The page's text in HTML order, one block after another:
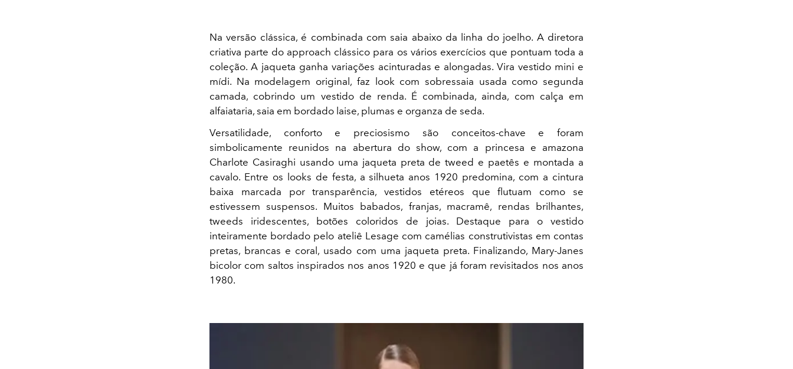
Na versão clássica, é combinada com saia abaixo da linha do joelho. A diretora
criativa parte do approach clássico para os vários exercícios que pontuam toda a
coleção. A jaqueta ganha variações acinturadas e alongadas. Vira vestido mini e
mídi. Na modelagem original, faz look com sobressaia usada como segunda
camada, cobrindo um vestido de renda. É combinada, ainda, com calça em
alfaiataria, saia em bordado laise, plumas e organza de seda.
Versatilidade, conforto e preciosismo são conceitos-chave e foram
simbolicamente reunidos na abertura do show, com a princesa e amazona
Charlote Casiraghi usando uma jaqueta preta de tweed e paetês e montada a
cavalo. Entre os looks de festa, a silhueta anos 1920 predomina, com a cintura
baixa marcada por transparência, vestidos etéreos que flutuam como se
estivessem suspensos. Muitos babados, franjas, macramê, rendas brilhantes,
tweeds iridescentes, botões coloridos de joias. Destaque para o vestido
inteiramente bordado pelo ateliê Lesage com camélias construtivistas em contas
pretas, brancas e coral, usado com uma jaqueta preta. Finalizando, Mary-Janes
bicolor com saltos inspirados nos anos 1920 e que já foram revisitados nos anos
1980.